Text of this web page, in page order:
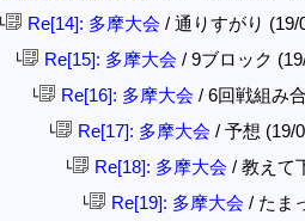
Re[14]: 多摩大会 / 通りすがり
Re[15]: 多摩大会 / 9ブロック
Re[16]: 多摩大会 / 6回戦組み
Re[17]: 多摩大会 / 予想 (19/
Re[18]: 多摩大会 / 教えて
Re[19]: 多摩大会 / たま